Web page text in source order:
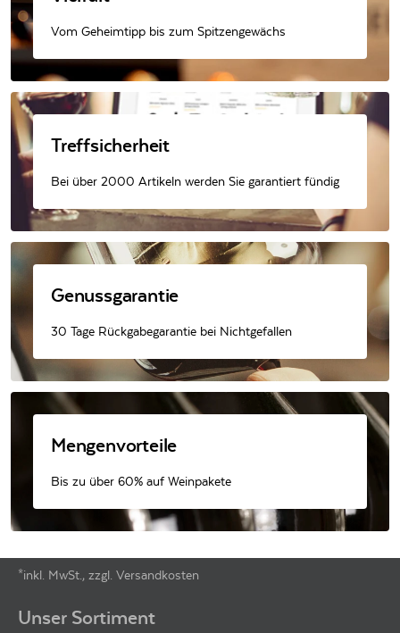
Vom Geheimtipp bis zum Spitzengewächs
Treffsicherheit
Bei über 2000 Artikeln werden Sie garantiert fündig
Genussgarantie
30 Tage Rückgabegarantie bei Nichtgefallen
Mengenvorteile
Bis zu über 60% auf Weinpakete
*inkl. MwSt., zzgl. Versandkosten
Unser Sortiment